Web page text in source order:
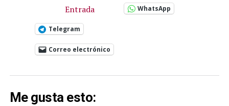
Entrada WhatsApp
Telegram
Correo electrónico
Me gusta esto: